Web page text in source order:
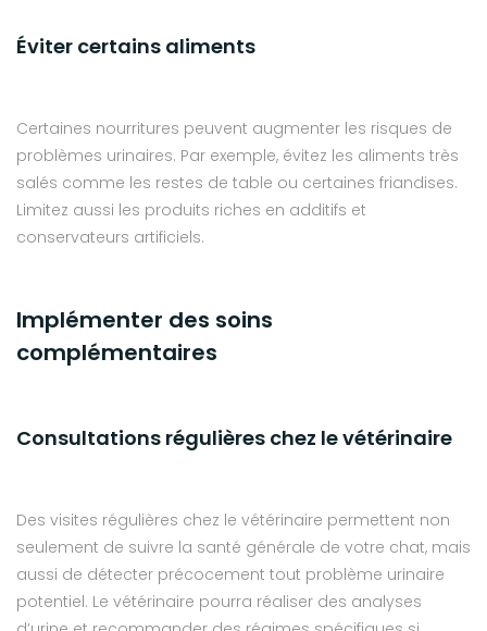
Éviter certains aliments
Certaines nourritures peuvent augmenter les risques de
problèmes urinaires. Par exemple, évitez les aliments très
salés comme les restes de table ou certaines friandises.
Limitez aussi les produits riches en additifs et
conservateurs artificiels.
Implémenter des soins
complémentaires
Consultations régulières chez le vétérinaire
Des visites régulières chez le vétérinaire permettent non
seulement de suivre la santé générale de votre chat, mais
aussi de détecter précocement tout problème urinaire
potentiel. Le vétérinaire pourra réaliser des analyses